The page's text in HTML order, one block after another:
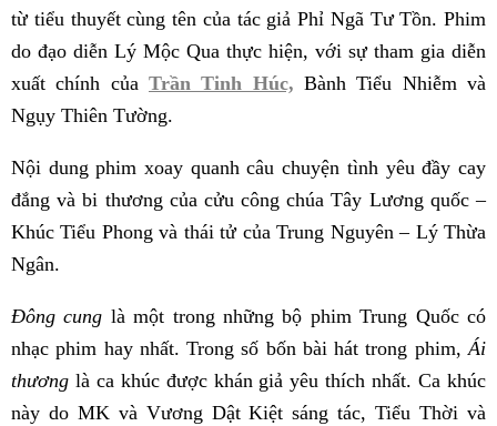
từ tiểu thuyết cùng tên của tác giả Phỉ Ngã Tư Tồn. Phim
do đạo diễn Lý Mộc Qua thực hiện, với sự tham gia diễn
xuất chính của Trần Tinh Húc, Bành Tiểu Nhiễm và
Ngụy Thiên Tường.
Nội dung phim xoay quanh câu chuyện tình yêu đầy cay
đắng và bi thương của cửu công chúa Tây Lương quốc –
Khúc Tiểu Phong và thái tử của Trung Nguyên – Lý Thừa
Ngân.
Đông cung là một trong những bộ phim Trung Quốc có
nhạc phim hay nhất. Trong số bốn bài hát trong phim, Ái
thương là ca khúc được khán giả yêu thích nhất. Ca khúc
này do MK và Vương Dật Kiệt sáng tác, Tiểu Thời và